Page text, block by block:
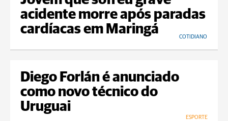
acidente morre após paradas
cardíacas em Maringá
COTIDIANO
Diego Forlán é anunciado
como novo técnico do
Uruguai
ESPORTE